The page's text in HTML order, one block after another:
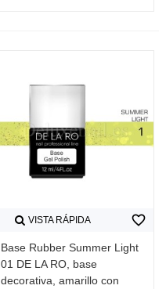
VISTA RÁPIDA
Base Rubber Summer Light
01 DE LA RO, base
decorativa, amarillo con
favorite_border